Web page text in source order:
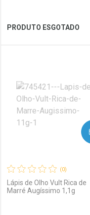
Ver Desconto Convênio
PRODUTO ESGOTADO
Laboratório
Por Menos
(0)
Lápis de Olho Vult Rica de
Marré Augíssimo 1,1g
AVISE-ME